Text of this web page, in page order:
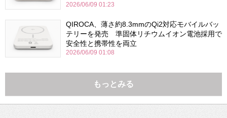
2026/06/09 01:23
QIROCA、薄さ約8.3mmのQi2対応モバイルバッ
テリーを発売 準固体リチウムイオン電池採用で
安全性と携帯性を両立
2026/06/09 01:08
もっとみる